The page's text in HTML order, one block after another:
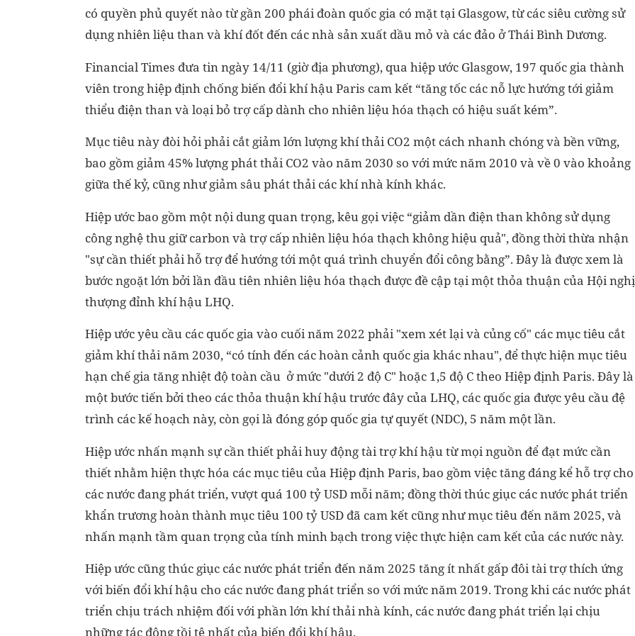
có quyền phủ quyết nào từ gần 200 phái đoàn quốc gia có mặt tại Glasgow, từ các siêu cường sử
dụng nhiên liệu than và khí đốt đến các nhà sản xuất dầu mỏ và các đảo ở Thái Bình Dương.
Financial Times đưa tin ngày 14/11 (giờ địa phương), qua hiệp ước Glasgow, 197 quốc gia thành
viên trong hiệp định chống biến đổi khí hậu Paris cam kết “tăng tốc các nỗ lực hướng tới giảm
thiểu điện than và loại bỏ trợ cấp dành cho nhiên liệu hóa thạch có hiệu suất kém”.
Mục tiêu này đòi hỏi phải cắt giảm lớn lượng khí thải CO2 một cách nhanh chóng và bền vững,
bao gồm giảm 45% lượng phát thải CO2 vào năm 2030 so với mức năm 2010 và về 0 vào khoảng
giữa thế kỷ, cũng như giảm sâu phát thải các khí nhà kính khác.
Hiệp ước bao gồm một nội dung quan trọng, kêu gọi việc “giảm dần điện than không sử dụng
công nghệ thu giữ carbon và trợ cấp nhiên liệu hóa thạch không hiệu quả", đồng thời thừa nhận
"sự cần thiết phải hỗ trợ để hướng tới một quá trình chuyển đổi công bằng”. Đây là được xem là
bước ngoặt lớn bởi lần đầu tiên nhiên liệu hóa thạch được đề cập tại một thỏa thuận của Hội nghị
thượng đỉnh khí hậu LHQ.
Hiệp ước yêu cầu các quốc gia vào cuối năm 2022 phải "xem xét lại và củng cố" các mục tiêu cắt
giảm khí thải năm 2030, “có tính đến các hoàn cảnh quốc gia khác nhau", để thực hiện mục tiêu
hạn chế gia tăng nhiệt độ toàn cầu ở mức "dưới 2 độ C" hoặc 1,5 độ C theo Hiệp định Paris. Đây là
một bước tiến bởi theo các thỏa thuận khí hậu trước đây của LHQ, các quốc gia được yêu cầu đệ
trình các kế hoạch này, còn gọi là đóng góp quốc gia tự quyết (NDC), 5 năm một lần.
Hiệp ước nhấn mạnh sự cần thiết phải huy động tài trợ khí hậu từ mọi nguồn để đạt mức cần
thiết nhằm hiện thực hóa các mục tiêu của Hiệp định Paris, bao gồm việc tăng đáng kể hỗ trợ cho
các nước đang phát triển, vượt quá 100 tỷ USD mỗi năm; đồng thời thúc giục các nước phát triển
khẩn trương hoàn thành mục tiêu 100 tỷ USD đã cam kết cũng như mục tiêu đến năm 2025, và
nhấn mạnh tầm quan trọng của tính minh bạch trong việc thực hiện cam kết của các nước này.
Hiệp ước cũng thúc giục các nước phát triển đến năm 2025 tăng ít nhất gấp đôi tài trợ thích ứng
với biến đổi khí hậu cho các nước đang phát triển so với mức năm 2019. Trong khi các nước phát
triển chịu trách nhiệm đối với phần lớn khí thải nhà kính, các nước đang phát triển lại chịu
những tác động tồi tệ nhất của biến đổi khí hậu.